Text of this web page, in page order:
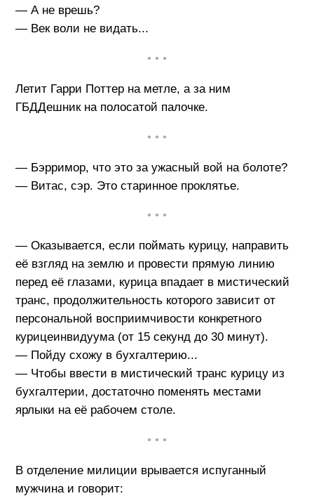
— А не врешь?
— Век воли не видать...
• • •
Летит Гарри Поттер на метле, а за ним
ГБДДешник на полосатой палочке.
• • •
— Бэрримор, что это за ужасный вой на болоте?
— Витас, сэр. Это старинное проклятье.
• • •
— Оказывается, если поймать курицу, направить
её взгляд на землю и провести прямую линию
перед её глазами, курица впадает в мистический
транс, продолжительность которого зависит от
персональной восприимчивости конкретного
курицеинвидуума (от 15 секунд до 30 минут).
— Пойду схожу в бухгалтерию...
— Чтобы ввести в мистический транс курицу из
бухгалтерии, достаточно поменять местами
ярлыки на её рабочем столе.
• • •
В отделение милиции врывается испуганный
мужчина и говорит: